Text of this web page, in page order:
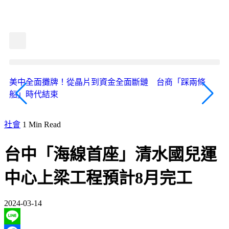
美中全面攤牌！從晶片到資金全面斷鏈 台商「踩兩條
船」時代結束
社會 1 Min Read
台中「海線首座」清水國兒運
中心上梁工程預計8月完工
2024-03-14